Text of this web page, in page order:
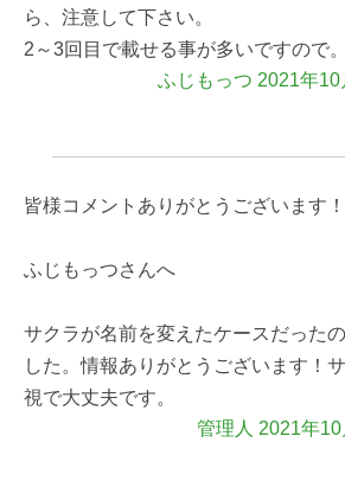
ら、注意して下さい。
2～3回目で載せる事が多いですので。
ふじもっつ 2021年
皆様コメントありがとうございます！
ふじもっつさんへ
サクラが名前を変えたケースだった
した。情報ありがとうございます！
視で大丈夫です。
管理人 2021年